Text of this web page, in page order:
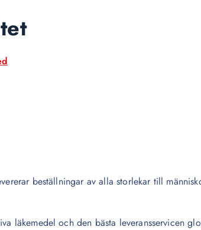
beställningar av alla storlekar till
läkemedel och den bästa leveransservicen